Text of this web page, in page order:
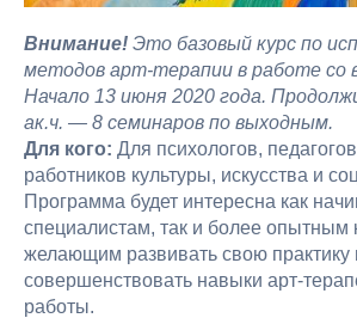
Внимание! Это базовый курс по
методов арт-терапии в работе со
Начало 13 июня 2020 года.
ак.ч. — 8 семинаров по выходным.
Для кого: Для психологов,
работников культуры, искусства и
Программа будет интересна как
специалистам, так и более опытным
желающим развивать свою практику
совершенствовать навыки арт-
работы.